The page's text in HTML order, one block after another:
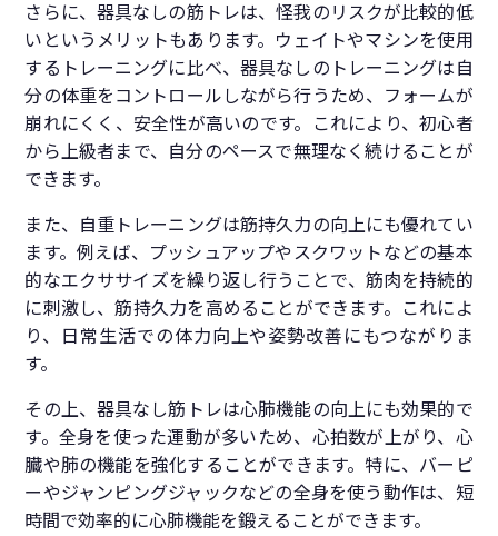
さらに、器具なしの筋トレは、怪我のリスクが比較的低
いというメリットもあります。ウェイトやマシンを使用
するトレーニングに比べ、器具なしのトレーニングは自
分の体重をコントロールしながら行うため、フォームが
崩れにくく、安全性が高いのです。これにより、初心者
から上級者まで、自分のペースで無理なく続けることが
できます。
また、自重トレーニングは筋持久力の向上にも優れてい
ます。例えば、プッシュアップやスクワットなどの基本
的なエクササイズを繰り返し行うことで、筋肉を持続的
に刺激し、筋持久力を高めることができます。これによ
り、日常生活での体力向上や姿勢改善にもつながりま
す。
その上、器具なし筋トレは心肺機能の向上にも効果的で
す。全身を使った運動が多いため、心拍数が上がり、心
臓や肺の機能を強化することができます。特に、バーピ
ーやジャンピングジャックなどの全身を使う動作は、短
時間で効率的に心肺機能を鍛えることができます。